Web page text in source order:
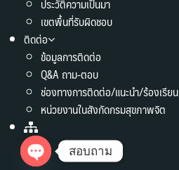
เขตพื้นที่รับผิดชอบ
ติดต่อ
ข้อมูลการติดต่อ
Q&A ถาม-ตอบ
ช่องทางการติดต่อ/แนะนำ/ร้องเรียน
หน่วยงานในสังกัดกรมสุขภาพจิต
สอบถาม